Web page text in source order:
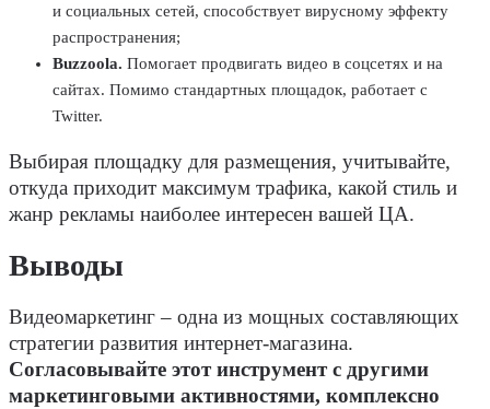
и социальных сетей, способствует вирусному эффекту
распространения;
Buzzoola. Помогает продвигать видео в соцсетях и на
сайтах. Помимо стандартных площадок, работает с
Twitter.
Выбирая площадку для размещения, учитывайте,
откуда приходит максимум трафика, какой стиль и
жанр рекламы наиболее интересен вашей ЦА.
Выводы
Видеомаркетинг – одна из мощных составляющих
стратегии развития интернет-магазина.
Согласовывайте этот инструмент с другими
маркетинговыми активностями, комплексно